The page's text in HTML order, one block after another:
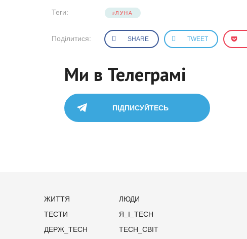
Теги: ЛУНА
Поділитися: SHARE TWEET
Ми в Телеграмі
ПІДПИСУЙТЕСЬ
ЖИТТЯ
ЛЮДИ
ТЕСТИ
Я_І_TECH
ДЕРЖ_TECH
TECH_СВІТ